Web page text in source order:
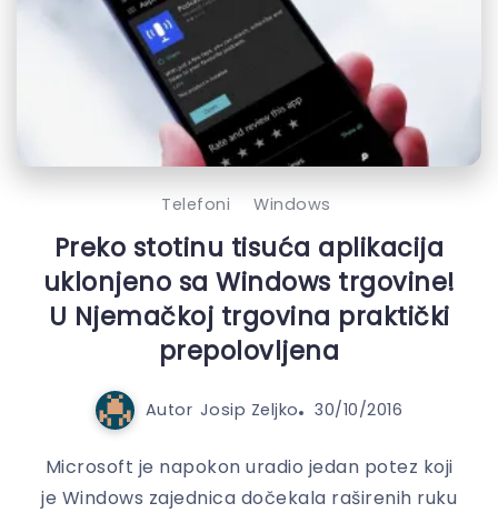
Telefoni Windows
Preko stotinu tisuća aplikacija
uklonjeno sa Windows trgovine!
U Njemačkoj trgovina praktički
prepolovljena
Autor Josip Zeljko 30/10/2016
Microsoft je napokon uradio jedan potez koji
je Windows zajednica dočekala raširenih ruku